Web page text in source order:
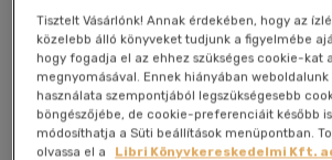
Kívánságlistához adom
Tisztelt Vásárlónk! Annak érdekében, hogy az
közelebb álló könyveket tudjunk a figyelmébe
hogy fogadja el az ehhez szükséges cookie-kat
megnyomásával. Ennek hiányában
használata szempontjából legszükségesebb
böngészőjébe, de cookie-preferenciáit később
módosíthatja a Süti beállítások menüpontban.
olvassa el a
Libri Könyvkereskedelmi Kft.